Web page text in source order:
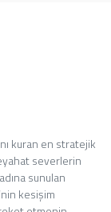
kuran en stratejik
severlerin
sunulan
kesişim